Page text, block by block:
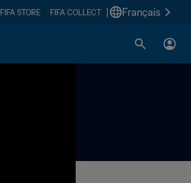
FIFA STORE FIFA COLLECT Français